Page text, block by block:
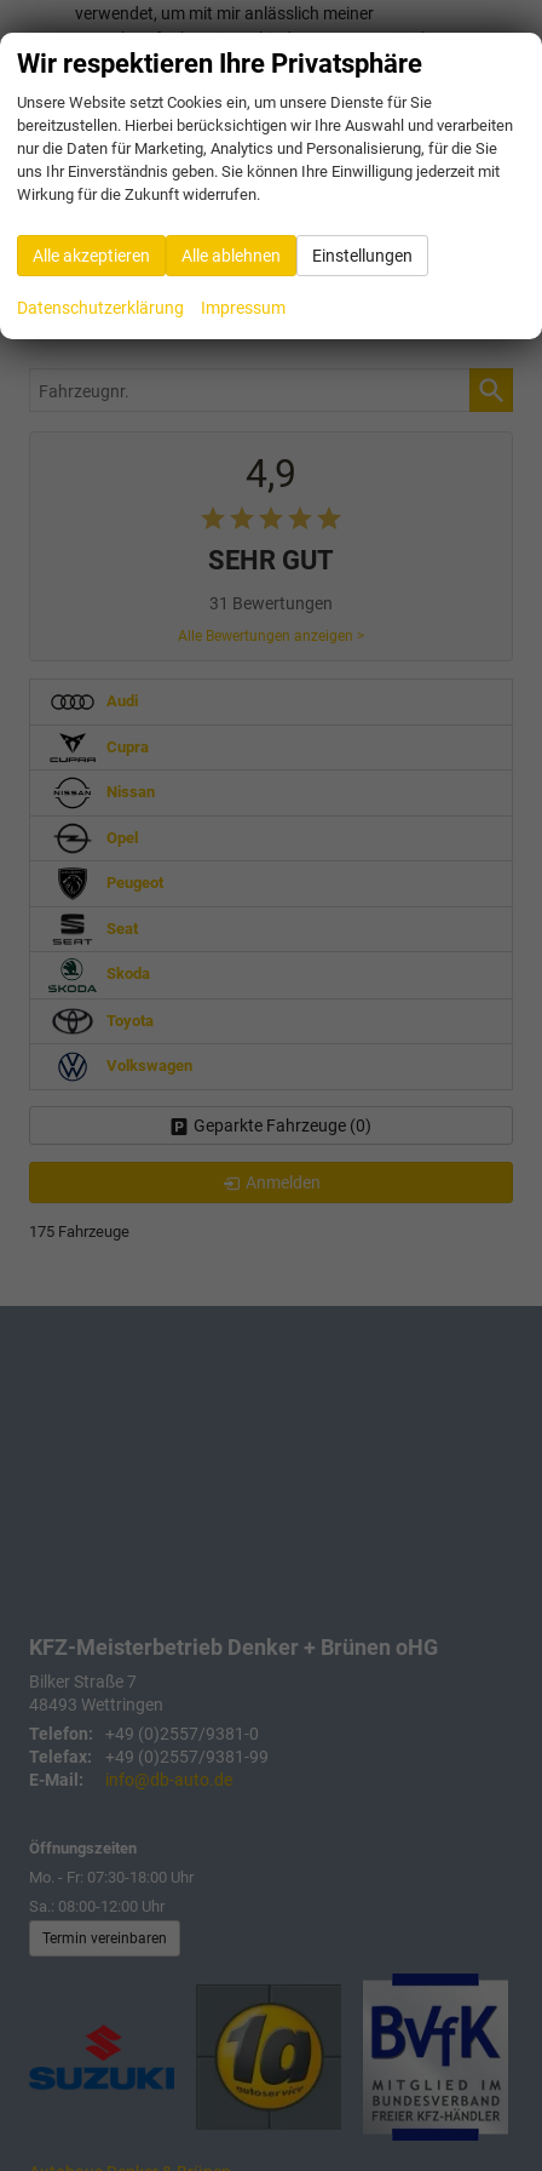
verwendet, um mit mir anlässlich meiner
Kontaktaufnahme in Verbindung zu treten, in diesem
Zusammenhang zu kommunizieren und meine Anfrage zu
Verwendung der E-Mail-Adresse und der Telefonnummer
zu den vorgenannten Zwecken.
Die Datenschutzerklärung kann hier eingesehen werden.
Ich bin kein Roboter
Login beantragen
Fahrzeugnr.
4,9
SEHR GUT
31 Bewertungen
Alle Bewertungen anzeigen >
Audi
Cupra
Nissan
Opel
Peugeot
Seat
Skoda
Toyota
Volkswagen
Geparkte Fahrzeuge (0)
Anmelden
175 Fahrzeuge
KFZ-Meisterbetrieb Denker + Brünen oHG
Bilker Straße 7
48493 Wettringen
Telefon:
+49 (0)2557/9381-0
Telefax:
+49 (0)2557/9381-99
E-Mail:
info@db-auto.de
Öffnungszeiten
Mo. - Fr: 07:30-18:00 Uhr
Sa.: 08:00-12:00 Uhr
Termin vereinbaren
Wir respektieren Ihre Privatsphäre
Unsere Website setzt Cookies ein, um unsere Dienste für Sie
bereitzustellen. Hierbei berücksichtigen wir Ihre Auswahl und verarbeiten
nur die Daten für Marketing, Analytics und Personalisierung, für die Sie
uns Ihr Einverständnis geben. Sie können Ihre Einwilligung jederzeit mit
Wirkung für die Zukunft widerrufen.
Alle akzeptieren Alle ablehnen Einstellungen
Datenschutzerklärung Impressum